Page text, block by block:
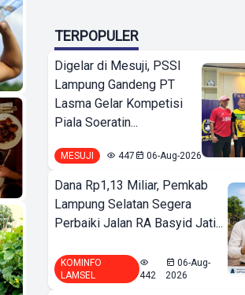
TERPOPULER
Digelar di Mesuji, PSSI
Lampung Gandeng PT
Lasma Gelar Kompetisi
Piala Soeratin...
MESUJI 447 06-Aug-2026
Dana Rp1,13 Miliar, Pemkab
Lampung Selatan Segera
Perbaiki Jalan RA Basyid Jati...
KOMINFO
LAMSEL
442
06-Aug-
2026